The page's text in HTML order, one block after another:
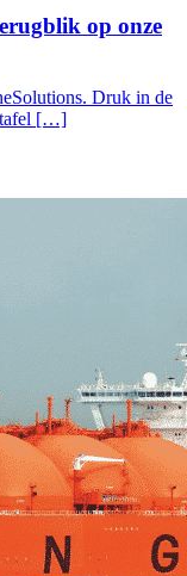
op onze
Druk in de
[…]